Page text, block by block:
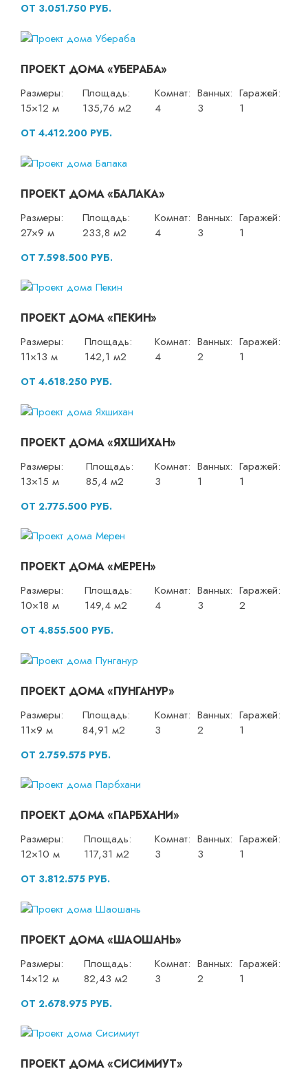
ОТ 3.051.750 РУБ.
ПРОЕКТ ДОМА «УБЕРАБА»
Размеры:
15×12 м
Площадь:
135,76 м2
Комнат:
4
Ванных:
3
Гаражей:
1
ОТ 4.412.200 РУБ.
ПРОЕКТ ДОМА «БАЛАКА»
Размеры:
27×9 м
Площадь:
233,8 м2
Комнат:
4
Ванных:
3
Гаражей:
1
ОТ 7.598.500 РУБ.
ПРОЕКТ ДОМА «ПЕКИН»
Размеры:
11×13 м
Площадь:
142,1 м2
Комнат:
4
Ванных:
2
Гаражей:
1
ОТ 4.618.250 РУБ.
ПРОЕКТ ДОМА «ЯХШИХАН»
Размеры:
13×15 м
Площадь:
85,4 м2
Комнат:
3
Ванных:
1
Гаражей:
1
ОТ 2.775.500 РУБ.
ПРОЕКТ ДОМА «МЕРЕН»
Размеры:
10×18 м
Площадь:
149,4 м2
Комнат:
4
Ванных:
3
Гаражей:
2
ОТ 4.855.500 РУБ.
ПРОЕКТ ДОМА «ПУНГАНУР»
Размеры:
11×9 м
Площадь:
84,91 м2
Комнат:
3
Ванных:
2
Гаражей:
1
ОТ 2.759.575 РУБ.
ПРОЕКТ ДОМА «ПАРБХАНИ»
Размеры:
12×10 м
Площадь:
117,31 м2
Комнат:
3
Ванных:
3
Гаражей:
1
ОТ 3.812.575 РУБ.
ПРОЕКТ ДОМА «ШАОШАНЬ»
Размеры:
14×12 м
Площадь:
82,43 м2
Комнат:
3
Ванных:
2
Гаражей:
1
ОТ 2.678.975 РУБ.
ПРОЕКТ ДОМА «СИСИМИУТ»